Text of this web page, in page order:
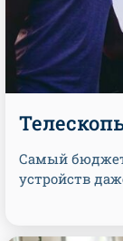
Самый
устройств